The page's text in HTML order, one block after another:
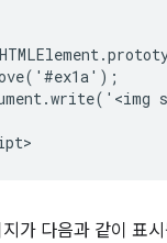
가 다음과 같이 표